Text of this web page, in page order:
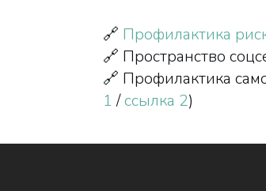
🔗 Профилактика
🔗 Пространство
🔗 Профилактика
1 /ссылка 2)